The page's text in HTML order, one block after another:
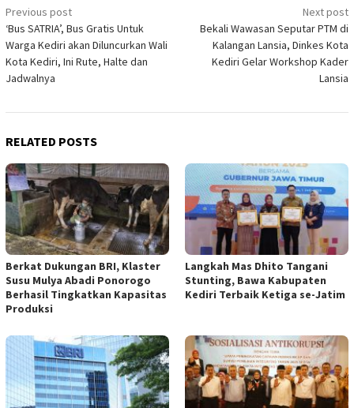
Post
navigation
Previous post
‘Bus SATRIA’, Bus Gratis Untuk
Warga Kediri akan Diluncurkan Wali
Kota Kediri, Ini Rute, Halte dan
Jadwalnya
Next post
Bekali Wawasan Seputar PTM di
Kalangan Lansia, Dinkes Kota
Kediri Gelar Workshop Kader
Lansia
RELATED POSTS
Berkat Dukungan BRI, Klaster
Susu Mulya Abadi Ponorogo
Berhasil Tingkatkan Kapasitas
Produksi
Langkah Mas Dhito Tangani
Stunting, Bawa Kabupaten
Kediri Terbaik Ketiga se-Jatim